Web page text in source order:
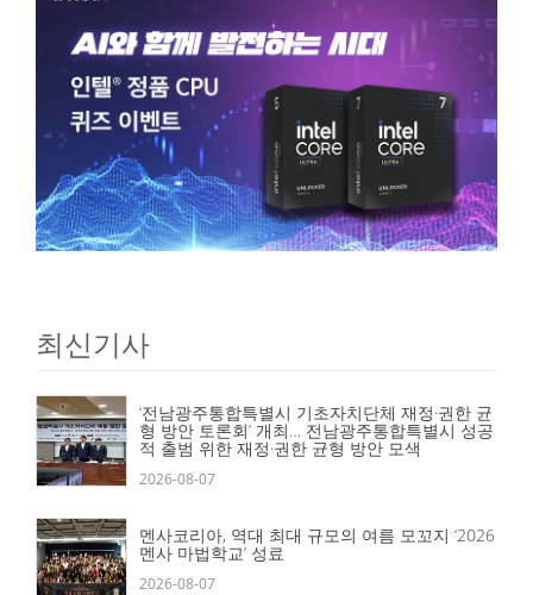
최신기사
‘전남광주통합특별시 기초자치단체 재정·권한 균
형 방안 토론회’ 개최… 전남광주통합특별시 성공
적 출범 위한 재정·권한 균형 방안 모색
2026-08-07
멘사코리아, 역대 최대 규모의 여름 모꼬지 ‘2026
멘사 마법학교’ 성료
2026-08-07